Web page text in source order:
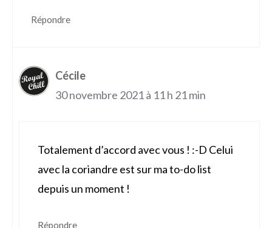
Répondre
Cécile
30 novembre 2021 à 11 h 21 min
Totalement d’accord avec vous ! :-D Celui
avec la coriandre est sur ma to-do list
depuis un moment !
Répondre